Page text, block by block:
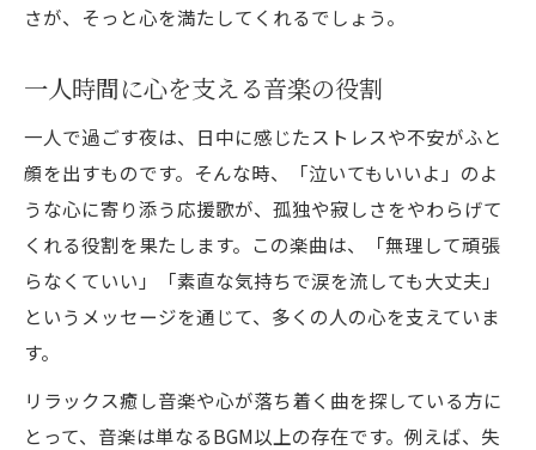
さが、そっと心を満たしてくれるでしょう。
一人時間に心を支える音楽の役割
一人で過ごす夜は、日中に感じたストレスや不安がふと
顔を出すものです。そんな時、「泣いてもいいよ」のよ
うな心に寄り添う応援歌が、孤独や寂しさをやわらげて
くれる役割を果たします。この楽曲は、「無理して頑張
らなくていい」「素直な気持ちで涙を流しても大丈夫」
というメッセージを通じて、多くの人の心を支えていま
す。
リラックス癒し音楽や心が落ち着く曲を探している方に
とって、音楽は単なるBGM以上の存在です。例えば、失